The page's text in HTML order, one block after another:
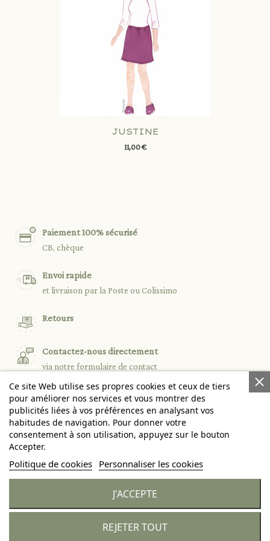
JUSTINE
11,00 €
Paiement 100% sécurisé
CB, chèque
Envoi rapide
et livraison par la Poste ou Colissimo
Retours
Contactez-nous directement
via notre formulaire de contact
PRODUITS
NOTRE SOCIÉTÉ
VOTRE COMPTE 
INFORMATIONS keyboard_arrow_down
Ce site Web utilise ses propres cookies et ceux de tiers
pour améliorer nos services et vous montrer des
publicités liées à vos préférences en analysant vos
habitudes de navigation. Pour donner votre
consentement à son utilisation, appuyez sur le bouton
Accepter.
Politique de cookies Personnaliser les cookies
REJETER TOUT
J'ACCEPTE